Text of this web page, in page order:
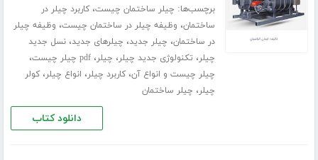
برچسب‌ها: چیلر ساختمان چیست،کاربرد چیلر در
ساختمان، وظیفه چیلر در ساختمان چیست، وظیفه چیلر
در ساختمان، چیلر جدید، چیلرهای جدید،نسل جدید
چیلر، تکنولوژی جدید چیلر، چیلر،pdf چیلر چیست ،
چیلر چیست و انواع آن،کاربرد چیلر، انواع چیلر،کولر
چیلر، چیلر ساختمان
دانلود کتاب